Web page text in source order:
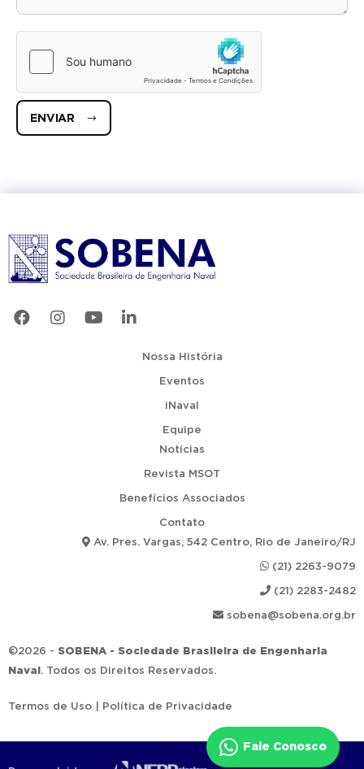
ENVIAR
Nossa História
Eventos
iNaval
Equipe
Notícias
Revista MSOT
Benefícios Associados
Contato
Av. Pres. Vargas, 542 Centro, Rio de Janeiro/RJ
(21) 2263-9079
(21) 2283-2482
sobena@sobena.org.br
©2026 - SOBENA - Sociedade Brasileira de Engenharia
Naval . Todos os Direitos Reservados.
Termos de Uso Política de Privacidade
Fale Conosco